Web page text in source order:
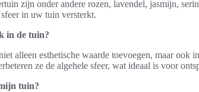
zijn onder andere rozen, lavendel, jasmijn,
in uw tuin versterkt.
in de tuin?
alleen esthetische waarde toevoegen, maar ook
ze de algehele sfeer, wat ideaal is voor
tuin?